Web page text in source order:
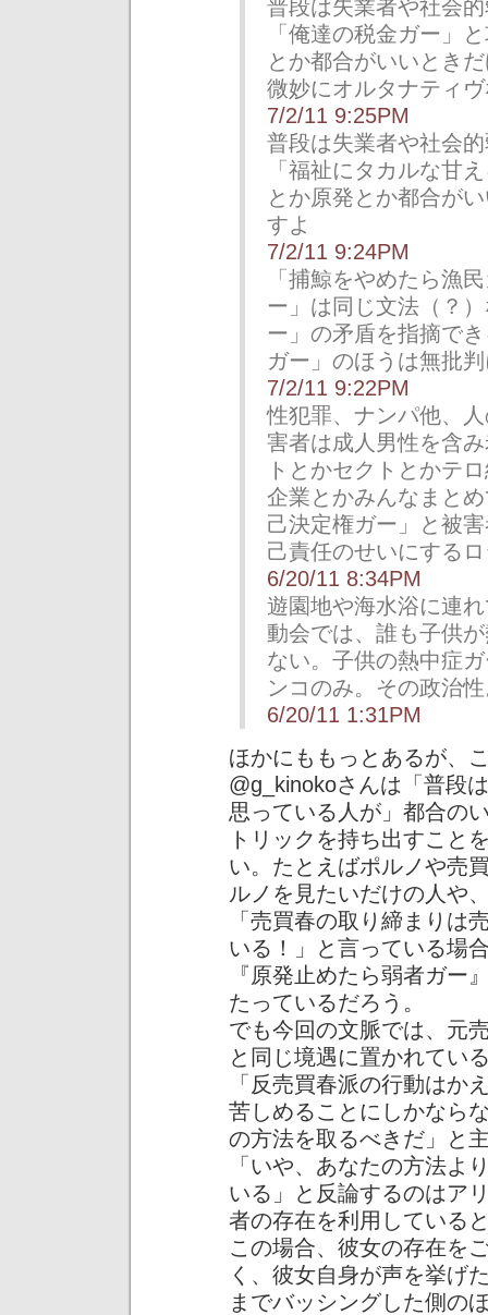
普段は失業者や社会
「俺達の税金ガー」
とか都合がいいとき
微妙にオルタナティ
7/2/11 9:25PM
普段は失業者や社会
「福祉にタカルな甘
とか原発とか都合が
すよ
7/2/11 9:24PM
「捕鯨をやめたら漁
ー」は同じ文法（？
ー」の矛盾を指摘で
ガー」のほうは無批
7/2/11 9:22PM
性犯罪、ナンパ他、
害者は成人男性を含
トとかセクトとかテ
企業とかみんなまと
己決定権ガー」と被
己責任のせいにする
6/20/11 8:34PM
遊園地や海水浴に連
動会では、誰も子供
ない。子供の熱中症
ンコのみ。その政治
6/20/11 1:31PM
ほかにももっとあるが、
@g_kinokoさんは「普段
思っている人が」都合の
トリックを持ち出すこ
い。たとえばポルノや売
ルノを見たいだけの人や
「売買春の取り締まりは
いる！」と言っている場
『原発止めたら弱者ガー
たっているだろう。
でも今回の文脈では、元
と同じ境遇に置かれてい
「反売買春派の行動はか
苦しめることにしかなら
の方法を取るべきだ」と
「いや、あなたの方法よ
いる」と反論するのはア
者の存在を利用している
この場合、彼女の存在を
く、彼女自身が声を挙げ
までバッシングした側の